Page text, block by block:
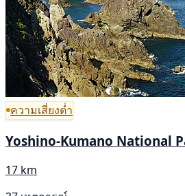
ความเสี่ยงต่ำ
Yoshino-Kumano National
17 km